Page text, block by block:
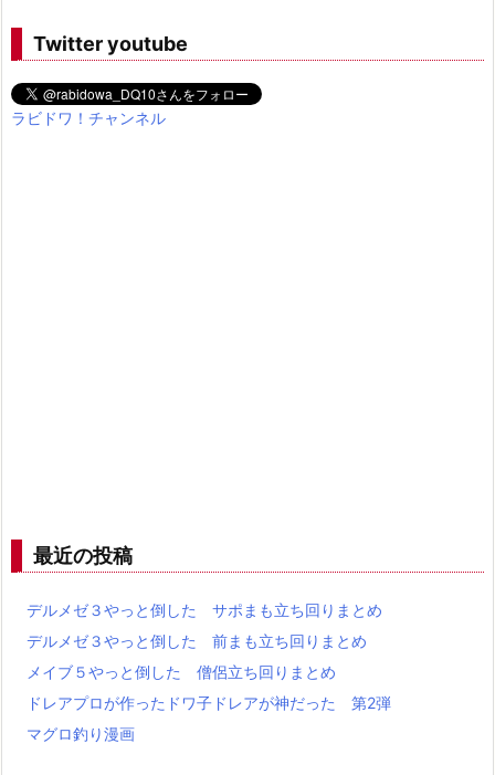
Twitter youtube
ラビドワ！チャンネル
最近の投稿
デルメゼ３やっと倒した サポまも立ち回りまとめ
デルメゼ３やっと倒した 前まも立ち回りまとめ
メイブ５やっと倒した 僧侶立ち回りまとめ
ドレアプロが作ったドワ子ドレアが神だった 第2弾
マグロ釣り漫画